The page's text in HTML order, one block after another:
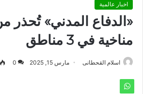
اخبار عالمية
«الدفاع المدني» تُحذر
مناخية في 3 مناطق
اسلام القحطانى مارس 15, 2025 0